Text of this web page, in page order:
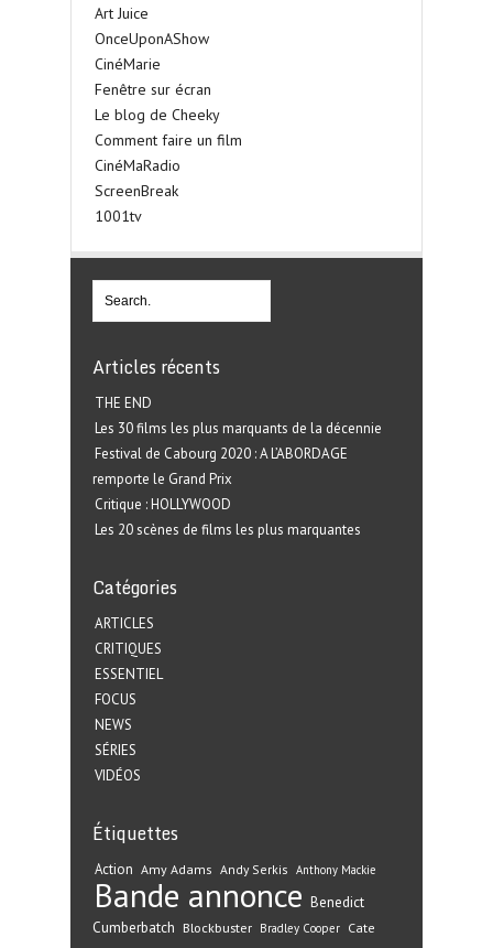
Art Juice
OnceUponAShow
CinéMarie
Fenêtre sur écran
Le blog de Cheeky
Comment faire un film
CinéMaRadio
ScreenBreak
1001tv
Articles récents
THE END
Les 30 films les plus marquants de la décennie
Festival de Cabourg 2020 : A L’ABORDAGE
remporte le Grand Prix
Critique : HOLLYWOOD
Les 20 scènes de films les plus marquantes
Catégories
ARTICLES
CRITIQUES
ESSENTIEL
FOCUS
NEWS
SÉRIES
VIDÉOS
Étiquettes
Action Amy Adams Andy Serkis Anthony Mackie
Bande annonce Benedict
Cumberbatch Blockbuster Bradley Cooper Cate